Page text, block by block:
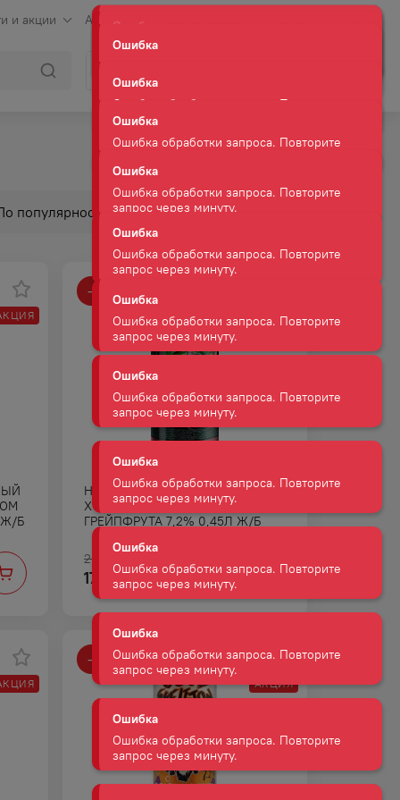
и акции Аренда
Ж/Б
-
АКЦИЯ
НАПИТОК СЛАБОАЛКОГОЛЬНЫЙ
ХУУУЧ СУПЕР СО ВКУСОМ
ГРЕЙПФРУТА 7,2% 0,45Л Ж/Б
260
172 ₽
- %
АКЦИЯ
Ошибка
Ошибка обработки запроса. Повторите
запрос через минуту.
Ошибка
Ошибка обработки запроса. Повторите
запрос через минуту.
Ошибка
Ошибка обработки запроса. Повторите
запрос через минуту.
Ошибка
Ошибка обработки запроса. Повторите
запрос через минуту.
Ошибка
Ошибка обработки запроса. Повторите
запрос через минуту.
Ошибка
Ошибка обработки запроса. Повторите
Ошибка
Ошибка обработки запроса. Повторите
Ошибка
Ошибка обработки запроса. Повторите
Ошибка
Ошибка обработки запроса. Повторите
запрос через минуту.
Ошибка
Ошибка обработки запроса. Повторите
запрос через минуту.
Ошибка